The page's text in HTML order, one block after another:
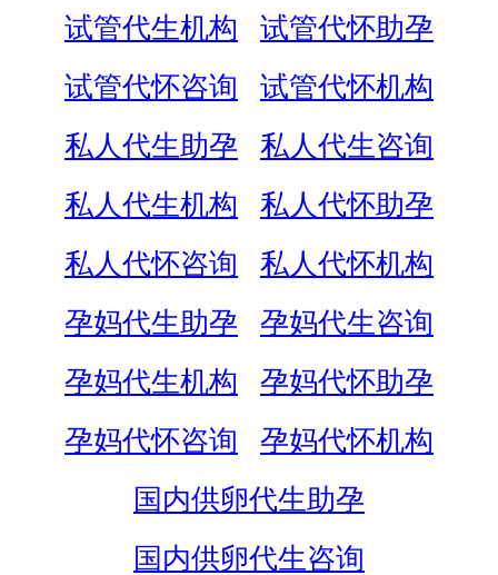
试管代生机构
试管代怀助孕
试管代怀咨询
试管代怀机构
私人代生助孕
私人代生咨询
私人代生机构
私人代怀助孕
私人代怀咨询
私人代怀机构
孕妈代生助孕
孕妈代生咨询
孕妈代生机构
孕妈代怀助孕
孕妈代怀咨询
孕妈代怀机构
国内供卵代生助孕
国内供卵代生咨询